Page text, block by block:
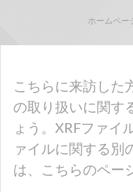
ホームペー
こちらに来訪した
の取り扱いに関す
ょう。XRFファイ
ァイルに関する別
は、こちらのペー